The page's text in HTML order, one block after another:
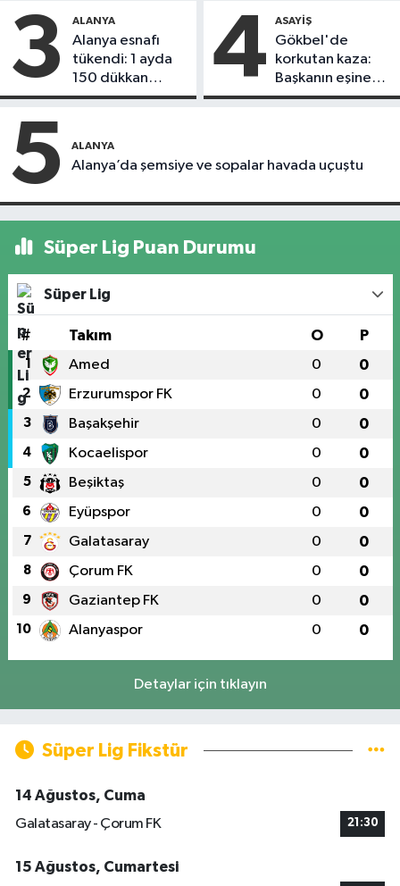
3 ALANYA
Alanya esnafı
tükendi: 1 ayda
150 dükkan
kapandı
4 ASAYIŞ
Gökbel'de
korkutan kaza:
Başkanın eşine
motosiklet çarptı
5 ALANYA
Alanya’da şemsiye ve sopalar havada uçuştu
Süper Lig Puan Durumu
Süper Lig
# Takım O P
1 Amed 0 0
2 Erzurumspor FK 0 0
3 Başakşehir 0 0
4 Kocaelispor 0 0
5 Beşiktaş 0 0
6 Eyüpspor 0 0
7 Galatasaray 0 0
8 Çorum FK 0 0
9 Gaziantep FK 0 0
10 Alanyaspor 0 0
Detaylar için tıklayın
Süper Lig Fikstür
14 Ağustos, Cuma
Galatasaray - Çorum FK
21:30
15 Ağustos, Cumartesi